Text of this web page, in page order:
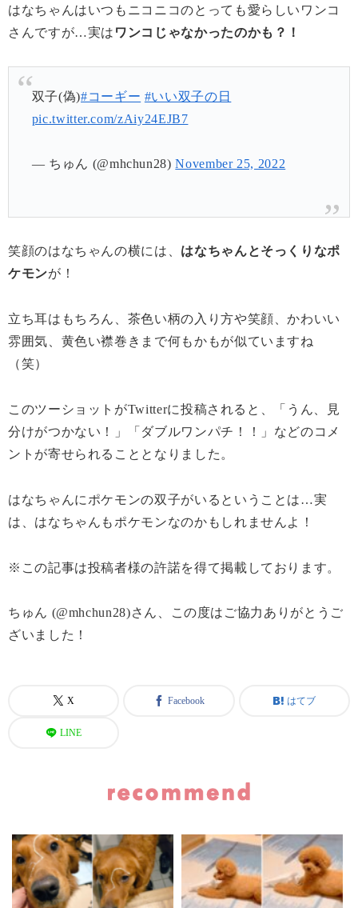
はなちゃんはいつもニコニコのとっても愛らしいワンコ
さんですが…実は ワンコじゃなかったのかも？！
双子(偽)#コーギー #いい双子の日
pic.twitter.com/zAiy24EJB7
— ちゅん (@mhchun28)November 25, 2022
笑顔のはなちゃんの横には、 はなちゃんとそっくりなポ
ケモンが！
立ち耳はもちろん、茶色い柄の入り方や笑顔、かわいい
雰囲気、黄色い襟巻きまで何もかもが似ていますね
（笑）
このツーショットがTwitterに投稿されると、「うん、見
分けがつかない！」「ダブルワンパチ！！」などのコメ
ントが寄せられることとなりました。
はなちゃんにポケモンの双子がいるということは…実
は、はなちゃんもポケモンなのかもしれませんよ！
※この記事は投稿者様の許諾を得て掲載しております。
ちゅん (@mhchun28)さん、この度はご協力ありがとうご
ざいました！
X Facebook はてブ
LINE